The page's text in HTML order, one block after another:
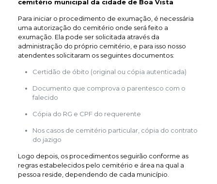
cemitério municipal da cidade de Boa Vista
Para iniciar o procedimento de exumação, é necessária
uma autorização do cemitério onde será feito a
exumação. Ela pode ser solicitada através da
administração do próprio cemitério, e para isso nosso
atendentes solicitaram os seguintes documentos:
Certidão de óbito (original ou cópia autenticada)
Documento que comprova o parentesco com o
falecido
Cópia do RG e CPF do requerente
Nos casos de cemitério particular, cópia do contrato
do jazigo
Logo depois, os procedimentos seguirão conforme as
regras estabelecidos pelo cemitério e área na qual a
pessoa reside, dependendo de cada município.